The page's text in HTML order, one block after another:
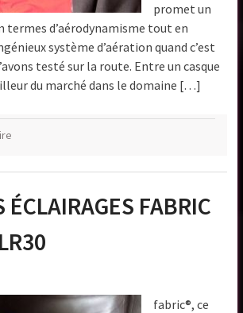
promet un
d’aérodynamisme tout en
système d’aération quand c’est
testé sur la route. Entre un casque
du marché dans le domaine […]
ÉCLAIRAGES FABRIC
fabric®, ce